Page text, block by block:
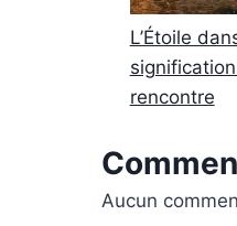
L’Étoile
rencontre
Aucun